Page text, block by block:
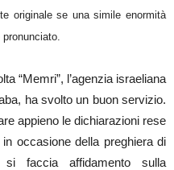
originale se una simile enormità
“Memri”, l’agenzia israeliana
ha svolto un buon servizio.
appieno le dichiarazioni rese
occasione della preghiera di
faccia affidamento sulla